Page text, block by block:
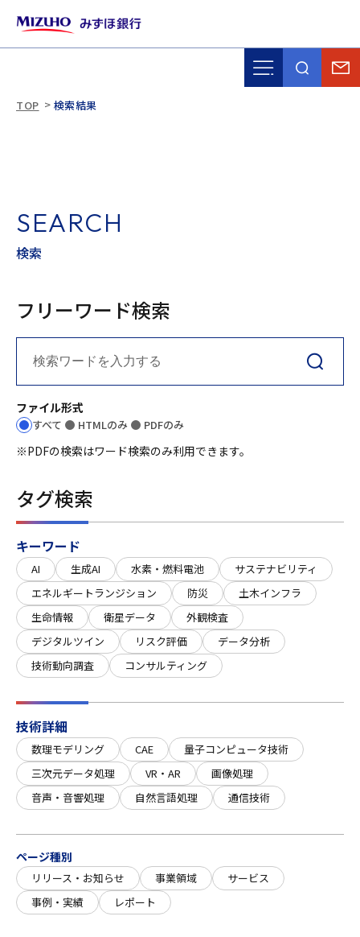
TOP 検索結果
SEARCH
検索
フリーワード検索
ファイル形式
すべて HTMLのみ PDFのみ
※PDFの検索はワード検索のみ利用できます。
タグ検索
キーワード
AI 生成AI 水素・燃料電池
サステナビリティ
エネルギートランジション
防災
土木インフラ
生命情報
衛星データ
外観検査
デジタルツイン
リスク評価
データ分析
技術動向調査
コンサルティング
技術詳細
数理モデリング CAE
量子コンピュータ技術
三次元データ処理
VR・AR
画像処理
音声・音響処理
自然言語処理 通信技術
ページ種別
リリース・お知らせ 事業領域
サービス
事例・実績
レポート